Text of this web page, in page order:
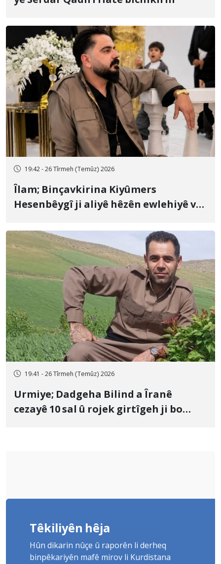
19:42 - 26 Tîrmeh (Temûz) 2026
Îlam; Binçavkirina Kiyûmers
Hesenbêygî ji aliyê hêzên ewlehiyê ve
19:41 - 26 Tîrmeh (Temûz) 2026
Urmiye; Dadgeha Bilind a Îranê
cezayê 10 sal û rojek girtîgeh ji bo
Têkiliyên hêja
Hûn dikarin nûçe û raporên li derheq
binpêkariyên mafê mirov li Kurdistana